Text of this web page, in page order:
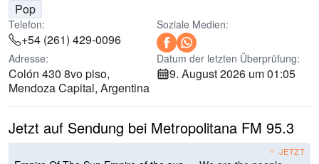
Pop
Telefon:
+54 (261) 429-0096
Soziale Medien:
Adresse:
Colón 430 8vo piso,
Mendoza Capital, Argentina
Datum der letzten Überprüfung:
9. August 2026 um 01:05
Jetzt auf Sendung bei Metropolitana FM 95.3
JETZT